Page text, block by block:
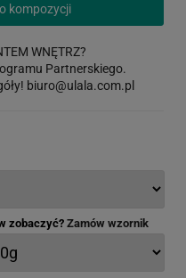
kompozycji
WNĘTRZ?
Partnerskiego.
biuro@ulala.com.pl
zobaczyć? Zamów wzornik